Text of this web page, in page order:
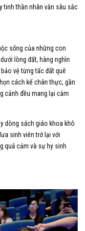
tinh thần nhân văn sâu sắc
sống của những con
lòng đất, hàng nghìn
vệ từng tấc đất quê
cách kể chân thực, gần
cảnh đều mang lại cảm
dòng sách giáo khoa khô
sinh viên trở lại với
quả cảm và sự hy sinh